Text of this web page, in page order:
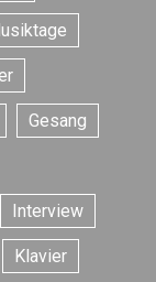
Gesang
Interview
Klavier